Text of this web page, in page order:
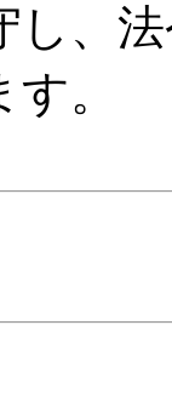
し、
。